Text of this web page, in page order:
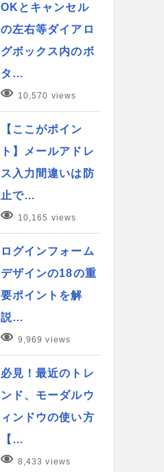
OKとキャンセル
の左右等ダイアロ
グボックス内のボ
タ…
10,570 views
【ここがポイン
ト】メールアドレ
ス入力間違いは防
止で…
10,165 views
ログインフォーム
デザインの18の重
要ポイントを解
説…
9,969 views
必見！最近のトレ
ンド、モーダルウ
ィンドウの使い方
【…
8,433 views